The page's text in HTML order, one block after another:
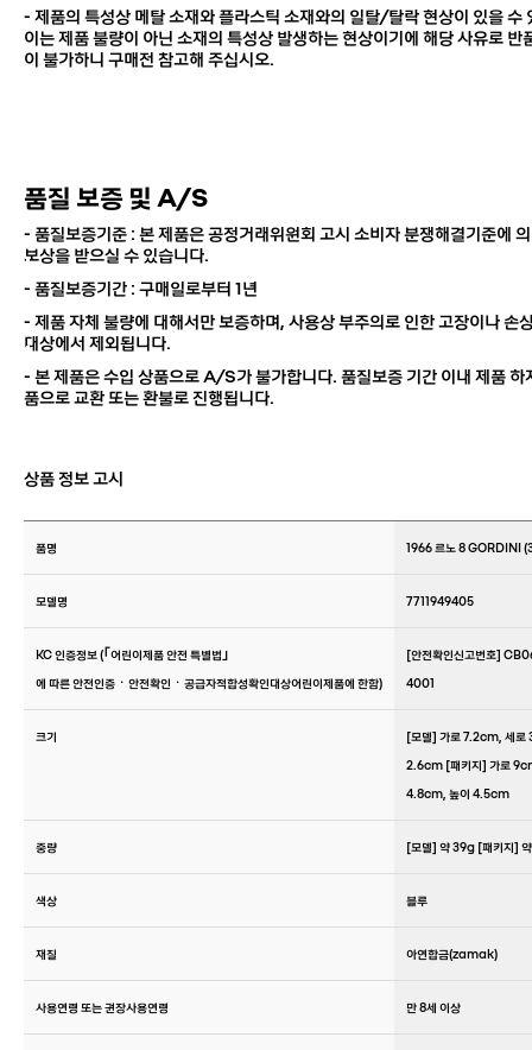
- 제품의 특성상 메탈 소재와 플라스틱 소재와의 일탈/탈락 현상이 있을 수
이는 제품 불량이 아닌 소재의 특성상 발생하는 현상이기에 해당 사유로 반
이 불가하니 구매전 참고해 주십시오.
품질 보증 및 A/S
- 품질보증기준 : 본 제품은 공정거래위원회 고시 소비자 분쟁해결기준에
보상을 받으실 수 있습니다.
- 품질보증기간 : 구매일로부터 1년
- 제품 자체 불량에 대해서만 보증하며, 사용상 부주의로 인한 고장이나 손
대상에서 제외됩니다.
- 본 제품은 수입 상품으로 A/S가 불가합니다. 품질보증 기간 이내 제품 하
품으로 교환 또는 환불로 진행됩니다.
상품 정보 고시
품명 1966 르노 8 GORDINI
모델명 7711949405
KC 인증정보 (｢어린이제품 안전 특별법｣
에 따른 안전인증ㆍ안전확인ㆍ공급자적합성확인대상어린이제품에 한함)
[안전확인신고번호]
4001
크기
[모델] 가로 7.2cm, 세로
2.6cm [패키지] 가로
4.8cm, 높이 4.5cm
중량 [모델] 약 39g [패키지]
색상 블루
재질 아연합금(zamak)
사용연령 또는 권장사용연령 만 8세 이상